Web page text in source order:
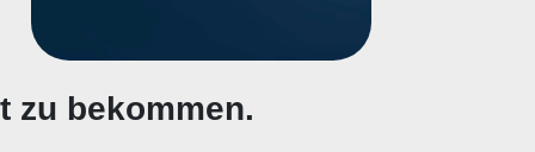
zu bekommen.